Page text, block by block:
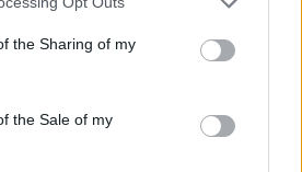
usage behaviour. You may click to
Google and its third-party tags to
specified purposes in below Google
the Sharing of my
the Sale of my
szivárvány színű, pasztell,
hogy több színből tevődjön
el, így nem fog csalódás
láttán. Kedvencem a L`Oréal